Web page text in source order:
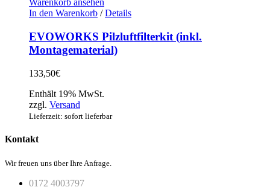
Warenkorb ansehen
In den Warenkorb / Details
EVOWORKS Pilzluftfilterkit (inkl.
Montagematerial)
133,50€
Enthält 19% MwSt.
zzgl. Versand
Lieferzeit: sofort lieferbar
Kontakt
Wir freuen uns über Ihre Anfrage.
0172 4003797